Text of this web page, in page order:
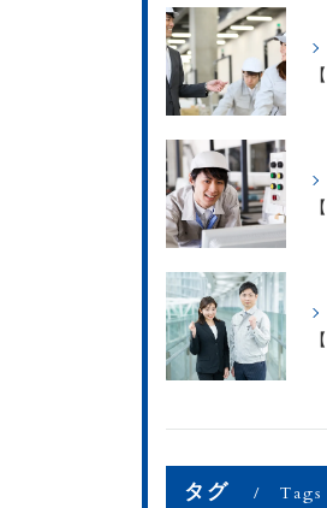
タグ Tags